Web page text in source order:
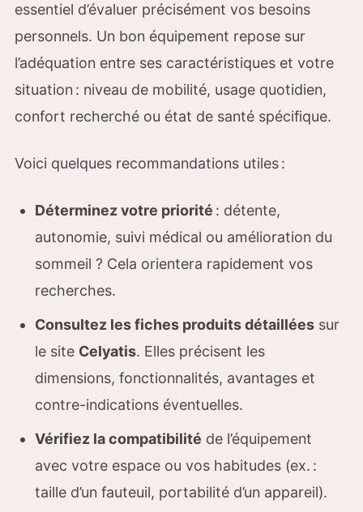
essentiel d’évaluer précisément vos besoins
personnels. Un bon équipement repose sur
l’adéquation entre ses caractéristiques et votre
situation : niveau de mobilité, usage quotidien,
confort recherché ou état de santé spécifique.
Voici quelques recommandations utiles :
Déterminez votre priorité : détente,
autonomie, suivi médical ou amélioration du
sommeil ? Cela orientera rapidement vos
recherches.
Consultez les fiches produits détaillées sur
le site Celyatis. Elles précisent les
dimensions, fonctionnalités, avantages et
contre-indications éventuelles.
Vérifiez la compatibilité de l’équipement
avec votre espace ou vos habitudes (ex. :
taille d’un fauteuil, portabilité d’un appareil).